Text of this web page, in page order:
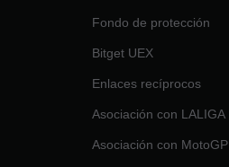
Fondo de protección
Bitget UEX
Enlaces recíprocos
Asociación con LALIGA
Asociación con MotoGP